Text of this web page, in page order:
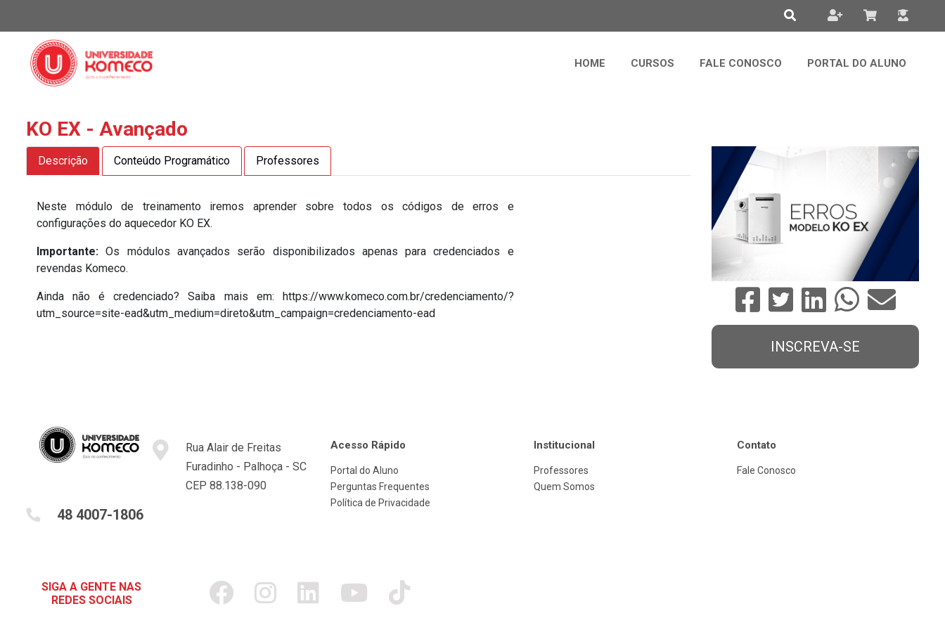
HOME CURSOS FALE CONOSCO PORTAL DO ALUNO
KO EX - Avançado
Descrição Conteúdo Programático Professores
Neste módulo de treinamento iremos aprender sobre todos os códigos de erros e
configurações do aquecedor KO EX.
Importante: Os módulos avançados serão disponibilizados apenas para credenciados e
revendas Komeco.
Ainda não é credenciado? Saiba mais em: https://www.komeco.com.br/credenciamento/?
utm_source=site-ead&utm_medium=direto&utm_campaign=credenciamento-ead
INSCREVA-SE
Rua Alair de Freitas
Furadinho - Palhoça - SC
CEP 88.138-090
48 4007-1806
Acesso Rápido
Portal do Aluno
Perguntas Frequentes
Política de Privacidade
Institucional
Professores
Quem Somos
Contato
Fale Conosco
SIGA A GENTE NAS
REDES SOCIAIS